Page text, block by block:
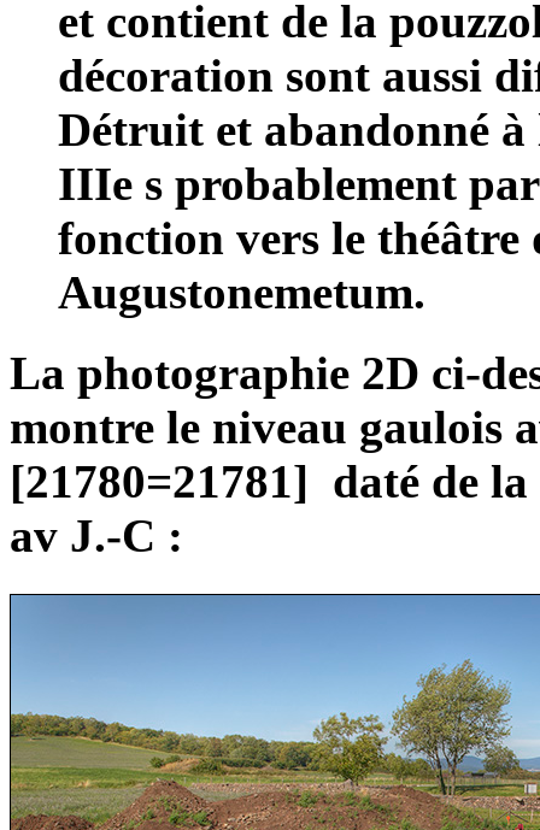
et contient de la
décoration sont aussi
Détruit et abandonné
IIIe s probablement
fonction vers le théâtre
Augustonemetum.
La photographie 2D ci-
montre le niveau gaulois
[21780=21781] daté de
av J.-C :